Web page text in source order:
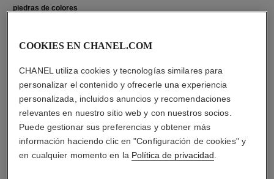
piedras de colores
Las características de cada pieza pueden variar**
COOKIES EN CHANEL.COM
CHANEL utiliza cookies y tecnologías similares para
personalizar el contenido y ofrecerle una experiencia
personalizada, incluidos anuncios y recomendaciones
relevantes en nuestro sitio web y con nuestros socios.
Puede gestionar sus preferencias y obtener más
información haciendo clic en "Configuración de cookies" y
en cualquier momento en la Política de privacidad